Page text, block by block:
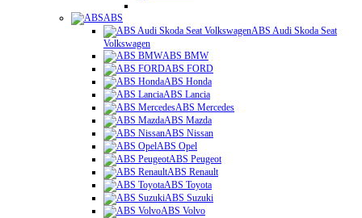
ABS
ABS Audi Skoda Seat
Volkswagen
ABS BMW
ABS FORD
ABS Honda
ABS Lancia
ABS Mercedes
ABS Mazda
ABS Nissan
ABS Opel
ABS Peugeot
ABS Renault
ABS Toyota
ABS Suzuki
ABS Volvo